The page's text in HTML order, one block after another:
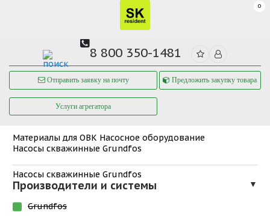
0
8 800 350-1481
Отправить заявку на почту Предложить закупку товара
Услуги агрегатора
Материалы для ОВК Насосное оборудование
Насосы скважинные Grundfos
Производители и системы ▼
Grundfos
Насосы скважинные Grundfos